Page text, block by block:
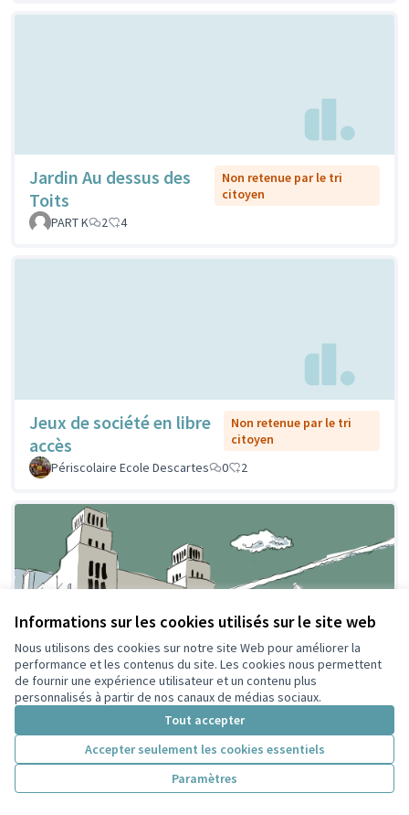
Informations sur les cookies utilisés sur le site web
Nous utilisons des cookies sur notre site Web pour améliorer la
performance et les contenus du site. Les cookies nous permettent
de fournir une expérience utilisateur et un contenu plus
personnalisés à partir de nos canaux de médias sociaux.
Tout accepter
Accepter seulement les cookies essentiels
Paramètres
Jardin Au dessus des
Toits
Non retenue par le tri
citoyen
PART K
2 4
Jeux de société en libre
accès
Non retenue par le tri
citoyen
Périscolaire Ecole Descartes
0 2